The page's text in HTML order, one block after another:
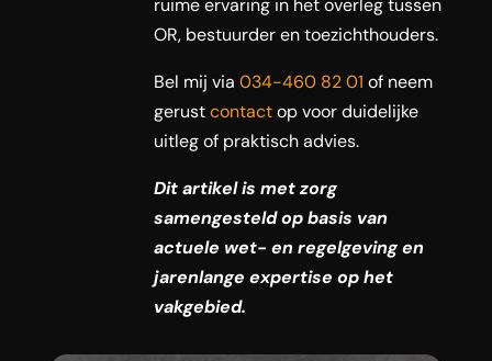
ruime ervaring in het overleg tussen
OR, bestuurder en toezichthouders.
Bel mij via 034-460 82 01 of neem
gerustcontactop voor duidelijke
uitleg of praktisch advies.
Dit artikel is met zorg
samengesteld op basis van
actuele wet- en regelgeving en
jarenlange expertise op het
vakgebied.